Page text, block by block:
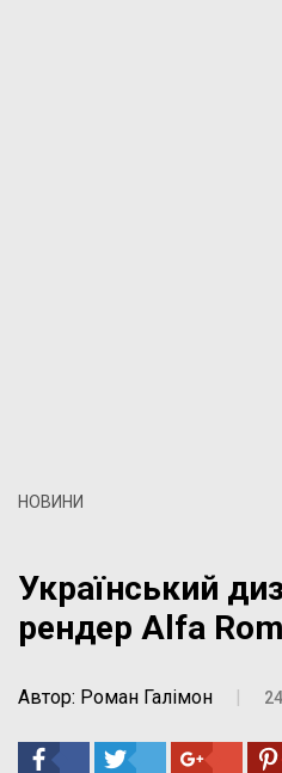
НОВИНИ
Український
рендер Alfa
Автор: Роман Галімон